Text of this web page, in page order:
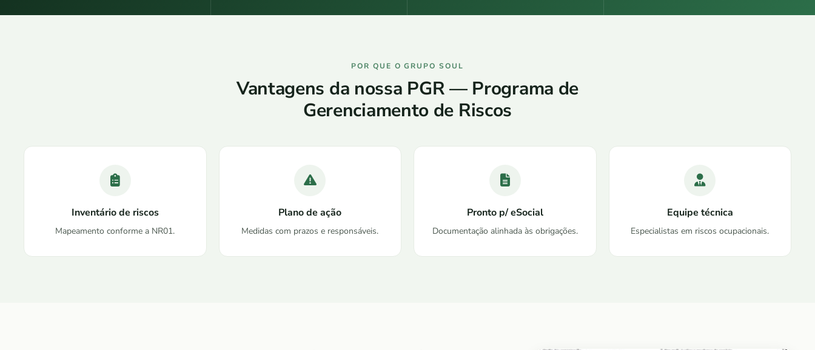
POR QUE O GRUPO SOUL
Vantagens da nossa PGR — Programa de
Gerenciamento de Riscos
Inventário de riscos
Mapeamento conforme a NR01.
Plano de ação
Medidas com prazos e responsáveis.
Pronto p/ eSocial
Documentação alinhada às obrigações.
Equipe técnica
Especialistas em riscos ocupacionais.